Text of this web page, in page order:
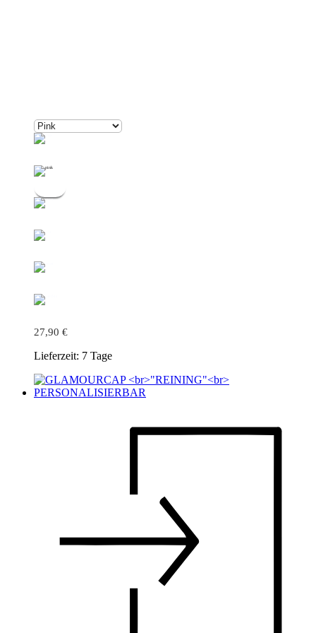
27,90 €
Lieferzeit: 7 Tage